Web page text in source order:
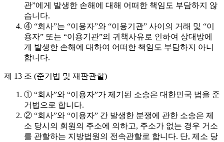
관”에게 발생한 손해에 대해 어떠한 책임도 부담하지 않
습니다.
④ “회사”는 “이용자”와 “이용기관” 사이의 거래 및 “이
용자” 또는 “이용기관”의 귀책사유로 인하여 상대방에
게 발생한 손해에 대하여 어떠한 책임도 부담하지 아니
합니다.
제 13 조 (준거법 및 재판관할)
① “회사”와 “이용자”가 제기된 소송은 대한민국 법을 준
거법으로 합니다.
② “회사”와 “이용자” 간 발생한 분쟁에 관한 소송은 제
소 당시의 회원의 주소에 의하고, 주소가 없는 경우 거소
를 관할하는 지방법원의 전속관할로 합니다. 단, 제소 당